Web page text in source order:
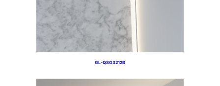
GL-QSG3212B